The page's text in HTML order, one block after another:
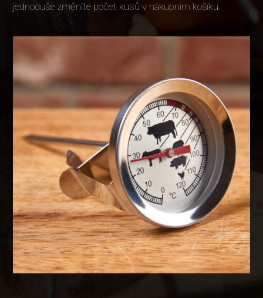
jednoduše změníte počet kusů v nákupním košíku.